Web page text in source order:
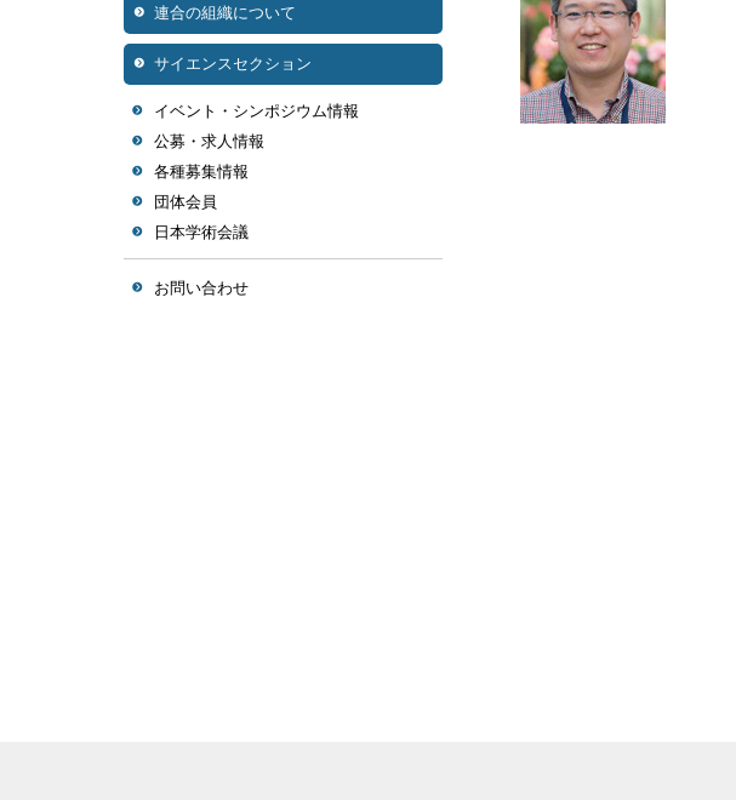
連合の組織について
サイエンスセクション
イベント・シンポジウム情報
公募・求人情報
各種募集情報
団体会員
日本学術会議
お問い合わせ